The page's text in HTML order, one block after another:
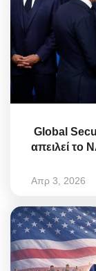
Global
απειλεί το
Απρ 3, 2026